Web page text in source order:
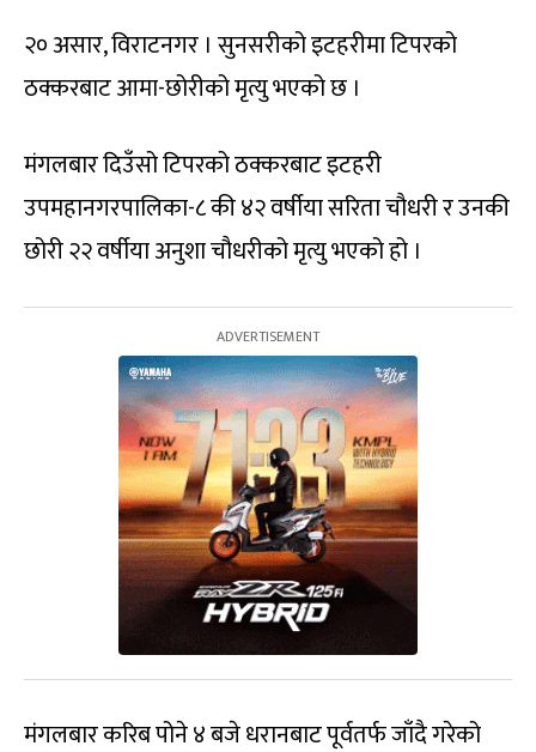
२० असार, विराटनगर । सुनसरीको इटहरीमा टिपरको
ठक्करबाट आमा-छोरीको मृत्यु भएको छ ।
मंगलबार दिउँसो टिपरको ठक्करबाट इटहरी
उपमहानगरपालिका-८ की ४२ वर्षीया सरिता चौधरी र उनकी
छोरी २२ वर्षीया अनुशा चौधरीको मृत्यु भएको हो ।
मंगलबार करिब पोने ४ बजे धरानबाट पूर्वतर्फ जाँदै गरेको